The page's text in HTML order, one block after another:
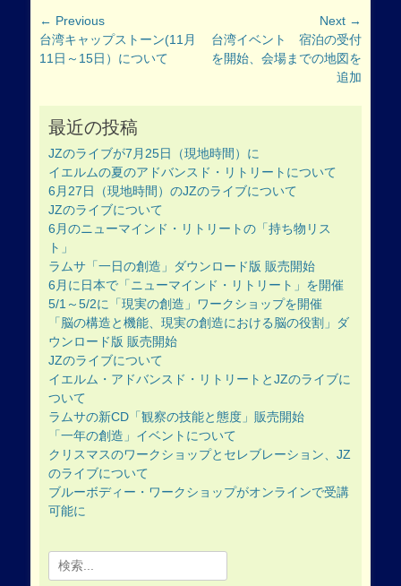
投
稿
ナ
ー
シ
ョ
ン
← Previous
Previous
post:
台湾キャップストーン(11月
11日～15日）について
Next →
Next
post:
台湾イベント 宿泊の受付
を開始、会場までの地図を
追加
最近の投稿
JZのライブが7月25日（現地時間）に
イエルムの夏のアドバンスド・リトリートについて
6月27日（現地時間）のJZのライブについて
JZのライブについて
6月のニューマインド・リトリートの「持ち物リス
ト」
ラムサ「一日の創造」ダウンロード版 販売開始
6月に日本で「ニューマインド・リトリート」を開催
5/1～5/2に「現実の創造」ワークショップを開催
「脳の構造と機能、現実の創造における脳の役割」ダ
ウンロード版 販売開始
JZのライブについて
イエルム・アドバンスド・リトリートとJZのライブに
ついて
ラムサの新CD「観察の技能と態度」販売開始
「一年の創造」イベントについて
クリスマスのワークショップとセレブレーション、JZ
のライブについて
ブルーボディー・ワークショップがオンラインで受講
可能に
Search
for: